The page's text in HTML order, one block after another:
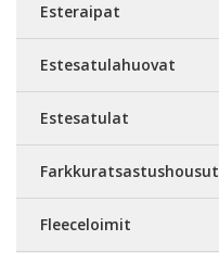
Esteraipat
Estesatulahuovat
Estesatulat
Farkkuratsastushousut
Fleeceloimit